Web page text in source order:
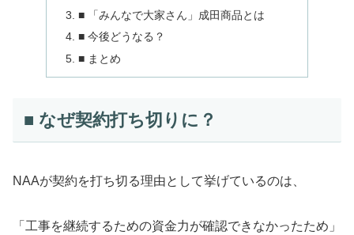
■ 「みんなで大家さん」成田商品とは
■ 今後どうなる？
■ まとめ
■ なぜ契約打ち切りに？
NAAが契約を打ち切る理由として挙げているのは、
「工事を継続するための資金力が確認できなかったため」